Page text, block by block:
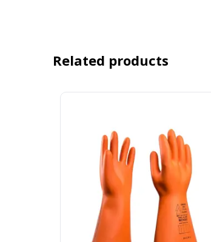
Related products